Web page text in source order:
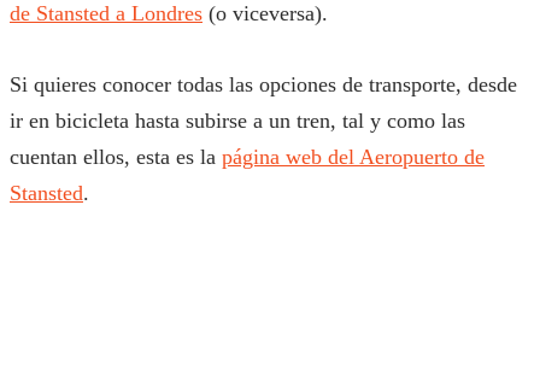
de Stansted a Londres (o viceversa).
Si quieres conocer todas las opciones de transporte, desde
ir en bicicleta hasta subirse a un tren, tal y como las
cuentan ellos, esta es la página web del Aeropuerto de
Stansted.